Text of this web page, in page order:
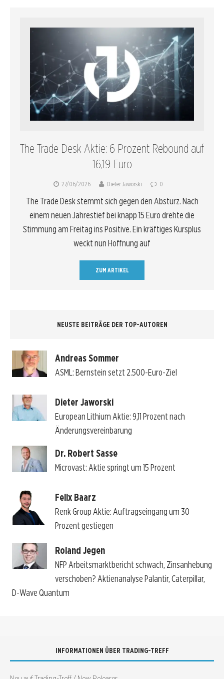
The Trade Desk Aktie: 6 Prozent Rebound auf
16,19 Euro
27/06/2026 Dieter Jaworski 0
The Trade Desk stemmt sich gegen den Absturz. Nach
einem neuen Jahrestief bei knapp 15 Euro drehte die
Stimmung am Freitag ins Positive. Ein kräftiges Kursplus
weckt nun Hoffnung auf
ZUM ARTIKEL
NEUSTE BEITRÄGE DER TOP-AUTOREN
Andreas Sommer
ASML: Bernstein setzt 2.500-Euro-Ziel
Dieter Jaworski
European Lithium Aktie: 9,11 Prozent nach
Änderungsvereinbarung
Dr. Robert Sasse
Microvast: Aktie springt um 15 Prozent
Felix Baarz
Renk Group Aktie: Auftragseingang um 30
Prozent gestiegen
Roland Jegen
NFP Arbeitsmarktbericht schwach, Zinsanhebung
verschoben? Aktienanalyse Palantir, Caterpillar,
D-Wave Quantum
INFORMATIONEN ÜBER TRADING-TREFF